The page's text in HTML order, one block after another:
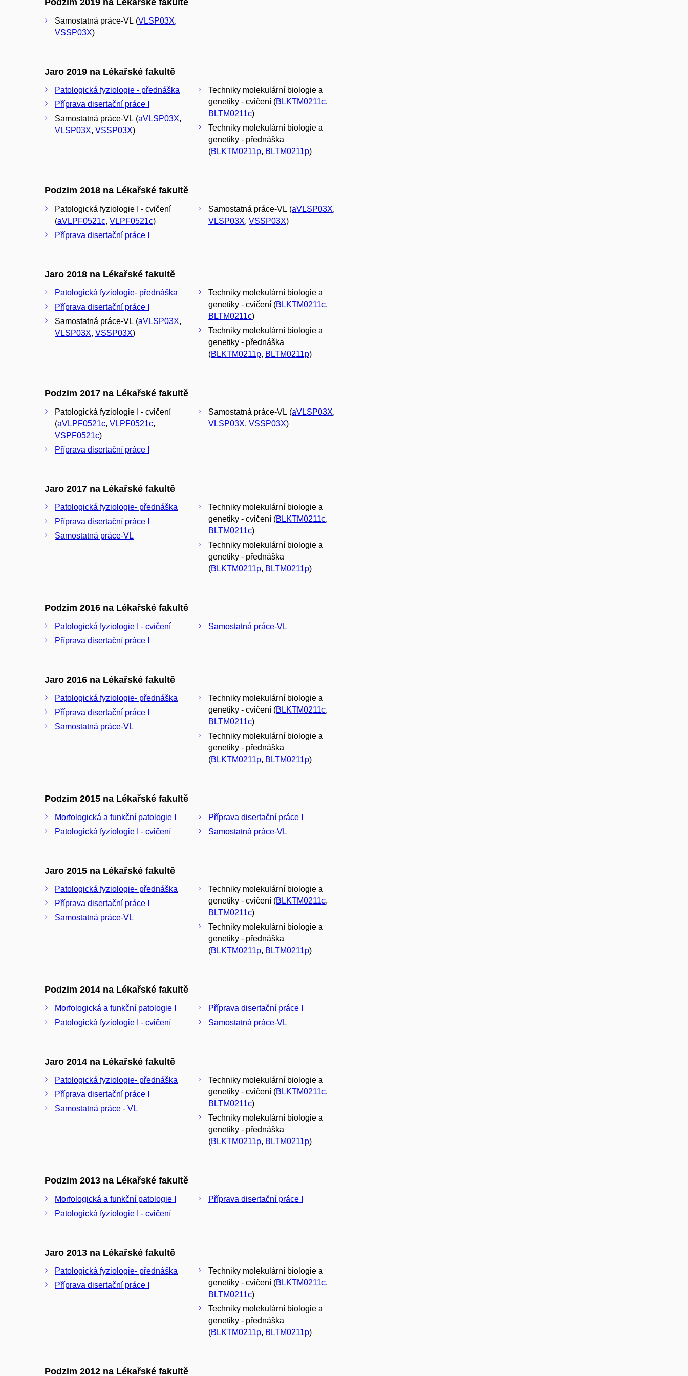
Podzim 2019 na Lékařské fakultě
Samostatná práce-VL (VLSP03X,
VSSP03X)
Jaro 2019 na Lékařské fakultě
Patologická fyziologie - přednáška
Příprava disertační práce I
Samostatná práce-VL (aVLSP03X,
VLSP03X, VSSP03X)
Techniky molekulární biologie a
genetiky - cvičení (BLKTM0211c,
BLTM0211c)
Techniky molekulární biologie a
genetiky - přednáška
(BLKTM0211p, BLTM0211p)
Podzim 2018 na Lékařské fakultě
Patologická fyziologie I - cvičení
(aVLPF0521c, VLPF0521c)
Příprava disertační práce I
Samostatná práce-VL (aVLSP03X,
VLSP03X, VSSP03X)
Jaro 2018 na Lékařské fakultě
Patologická fyziologie- přednáška
Příprava disertační práce I
Samostatná práce-VL (aVLSP03X,
VLSP03X, VSSP03X)
Techniky molekulární biologie a
genetiky - cvičení (BLKTM0211c,
BLTM0211c)
Techniky molekulární biologie a
genetiky - přednáška
(BLKTM0211p, BLTM0211p)
Podzim 2017 na Lékařské fakultě
Patologická fyziologie I - cvičení
(aVLPF0521c, VLPF0521c,
VSPF0521c)
Příprava disertační práce I
Samostatná práce-VL (aVLSP03X,
VLSP03X, VSSP03X)
Jaro 2017 na Lékařské fakultě
Patologická fyziologie- přednáška
Příprava disertační práce I
Samostatná práce-VL
Techniky molekulární biologie a
genetiky - cvičení (BLKTM0211c,
BLTM0211c)
Techniky molekulární biologie a
genetiky - přednáška
(BLKTM0211p, BLTM0211p)
Podzim 2016 na Lékařské fakultě
Patologická fyziologie I - cvičení
Příprava disertační práce I
Samostatná práce-VL
Jaro 2016 na Lékařské fakultě
Patologická fyziologie- přednáška
Příprava disertační práce I
Samostatná práce-VL
Techniky molekulární biologie a
genetiky - cvičení (BLKTM0211c,
BLTM0211c)
Techniky molekulární biologie a
genetiky - přednáška
(BLKTM0211p, BLTM0211p)
Podzim 2015 na Lékařské fakultě
Morfologická a funkční patologie I
Patologická fyziologie I - cvičení
Příprava disertační práce I
Samostatná práce-VL
Jaro 2015 na Lékařské fakultě
Patologická fyziologie- přednáška
Příprava disertační práce I
Samostatná práce-VL
Techniky molekulární biologie a
genetiky - cvičení (BLKTM0211c,
BLTM0211c)
Techniky molekulární biologie a
genetiky - přednáška
(BLKTM0211p, BLTM0211p)
Podzim 2014 na Lékařské fakultě
Morfologická a funkční patologie I
Patologická fyziologie I - cvičení
Příprava disertační práce I
Samostatná práce-VL
Jaro 2014 na Lékařské fakultě
Patologická fyziologie- přednáška
Příprava disertační práce I
Samostatná práce - VL
Techniky molekulární biologie a
genetiky - cvičení (BLKTM0211c,
BLTM0211c)
Techniky molekulární biologie a
genetiky - přednáška
(BLKTM0211p, BLTM0211p)
Podzim 2013 na Lékařské fakultě
Morfologická a funkční patologie I
Patologická fyziologie I - cvičení
Příprava disertační práce I
Jaro 2013 na Lékařské fakultě
Patologická fyziologie- přednáška
Příprava disertační práce I
Techniky molekulární biologie a
genetiky - cvičení (BLKTM0211c,
BLTM0211c)
Techniky molekulární biologie a
genetiky - přednáška
(BLKTM0211p, BLTM0211p)
Podzim 2012 na Lékařské fakultě